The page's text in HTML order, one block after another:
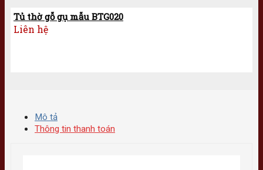
Tủ thờ gỗ gụ mẫu BTG020
Liên hệ
Mô tả
Thông tin thanh toán